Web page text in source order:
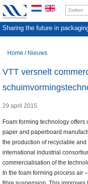
Sharing the future in
Home / Nieuws
VTT versnelt
29 april 2015
Foam forming technology
paper and paperboard
the production of recyclable
international industrial
commercialisation of the
In the foam forming process air